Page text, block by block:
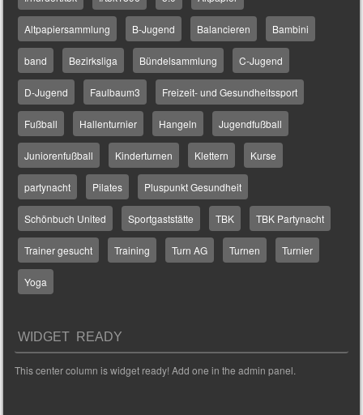
Altpapiersammlung B-Jugend Balancieren Bambini
band Bezirksliga Bündelsammlung C-Jugend
D-Jugend Faulbaum3 Freizeit- und Gesundheitssport
Fußball Hallenturnier Hangeln Jugendfußball
Juniorenfußball Kinderturnen Klettern Kurse
partynacht Pilates Pluspunkt Gesundheit
Schönbuch United Sportgaststätte TBK TBK Partynacht
Trainer gesucht Training Turn AG Turnen Turnier
Yoga
WIDGET READY
This center column is widget ready! Add one in the admin panel.